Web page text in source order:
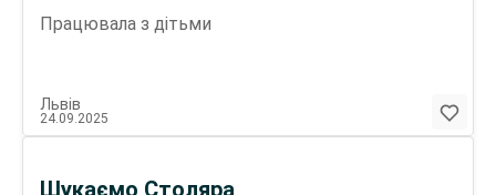
Працювала з дітьми
Львів
24.09.2025
Шукаємо Столяра